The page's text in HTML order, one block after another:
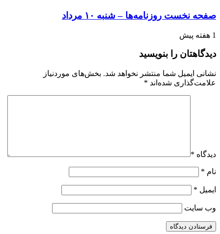
صفحه نخست روزنامه‌ها – شنبه ۱۰ مرداد
1 هفته پیش
دیدگاهتان را بنویسید
نشانی ایمیل شما منتشر نخواهد شد. بخش‌های موردنیاز
علامت‌گذاری شده‌اند *
دیدگاه *
نام *
ایمیل *
وب‌ سایت